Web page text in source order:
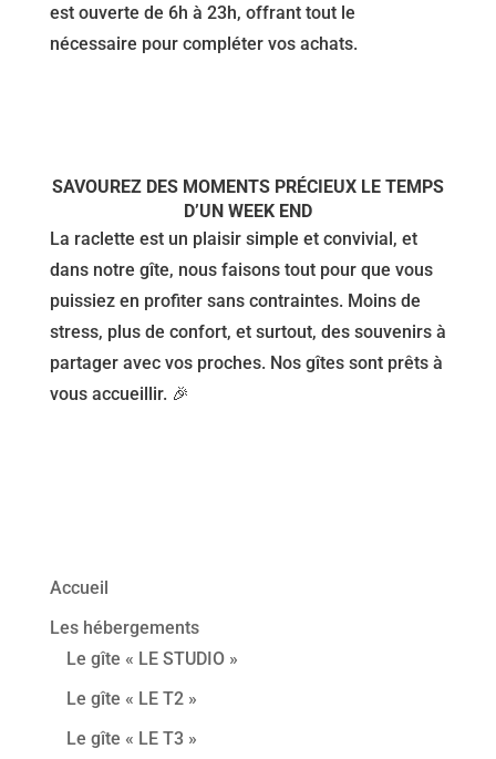
est ouverte de 6h à 23h, offrant tout le
nécessaire pour compléter vos achats.
SAVOUREZ DES MOMENTS PRÉCIEUX LE TEMPS
D’UN WEEK END
La raclette est un plaisir simple et convivial, et
dans notre gîte, nous faisons tout pour que vous
puissiez en profiter sans contraintes. Moins de
stress, plus de confort, et surtout, des souvenirs à
partager avec vos proches. Nos gîtes sont prêts à
vous accueillir. 🎉
Accueil
Les hébergements
Le gîte « LE STUDIO »
Le gîte « LE T2 »
Le gîte « LE T3 »